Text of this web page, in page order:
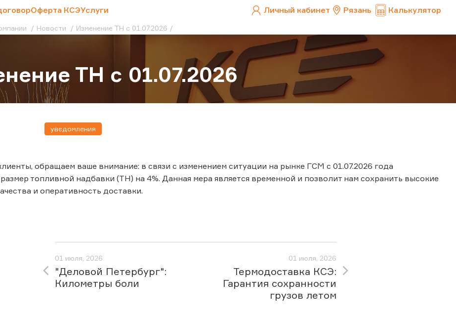
Оферта КСЭУслуги Личный кабинет Рязань Калькулятор
Новости Изменение ТН с 01.07.2026
ТН с 01.07.2026
уведомления
обращаем ваше внимание: в связи с изменением ситуации на рынке ГСМ с 01.07.2026 года
топливной надбавки (ТН) на 4%. Данная мера является временной и позволит нам сохранить высокие
и оперативность доставки.
01 июля, 2026
"Деловой Петербург":
Километры боли
01 июля, 2026
Термодоставка КСЭ:
Гарантия сохранности
грузов летом